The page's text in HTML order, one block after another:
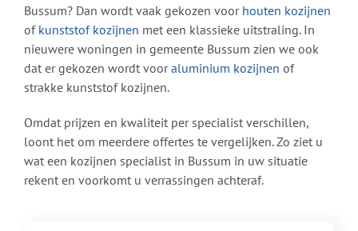
Bussum? Dan wordt vaak gekozen voor houten kozijnen
of kunststof kozijnen met een klassieke uitstraling. In
nieuwere woningen in gemeente Bussum zien we ook
dat er gekozen wordt vooraluminium kozijnen of
strakke kunststof kozijnen.
Omdat prijzen en kwaliteit per specialist verschillen,
loont het om meerdere offertes te vergelijken. Zo ziet u
wat een kozijnen specialist in Bussum in uw situatie
rekent en voorkomt u verrassingen achteraf.